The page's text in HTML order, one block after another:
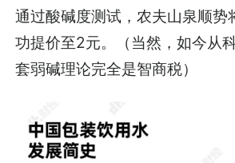
通过酸碱度测试，农夫山泉顺势
功提价至2元。（当然，如今从
套弱碱理论完全是智商税）